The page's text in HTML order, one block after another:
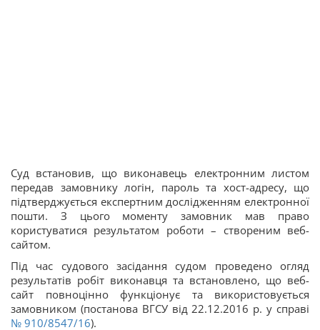
Суд встановив, що виконавець електронним листом
передав замовнику логін, пароль та хост-адресу, що
підтверджується експертним дослідженням електронної
пошти. З цього моменту замовник мав право
користуватися результатом роботи – створеним веб-
сайтом.
Під час судового засідання судом проведено огляд
результатів робіт виконавця та встановлено, що веб-
сайт повноцінно функціонує та використовується
замовником (постанова ВГСУ від 22.12.2016 р. у справі
№ 910/8547/16).